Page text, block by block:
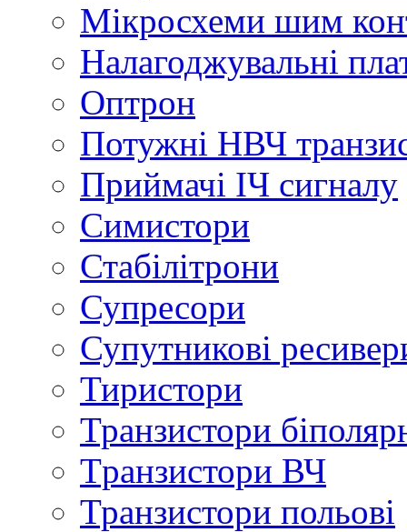
Мікросхеми шим
Налагоджувальні
Оптрон
Потужні НВЧ
Приймачі ІЧ сигналу
Симистори
Стабілітрони
Супресори
Супутникові
Тиристори
Транзистори
Tранзистори ВЧ
Транзистори польові